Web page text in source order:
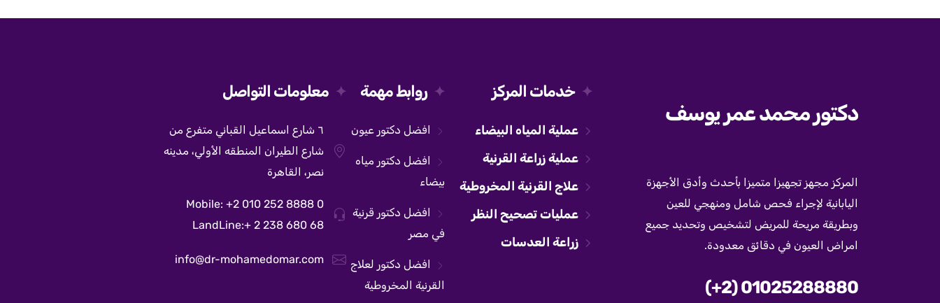
دكتور محمد عمر يوسف
المركز مجهز تجهيزا متميزا بأحدث وأدق الأجهزة
اليابانية لإجراء فحص شامل ومنهجي للعين
وبطريقة مريحة للمريض لتشخيص وتحديد جميع
امراض العيون في دقائق معدودة.
(+2) 01025288880
خدمات المركز
عملية المياه البيضاء
عملية زراعة القرنية
علاج القرنية المخروطية
عمليات تصحيح النظر
زراعة العدسات
روابط مهمة
افضل دكتور عيون
افضل دكتور مياه
بيضاء
افضل دكتور قرنية
في مصر
افضل دكتور لعلاج
القرنية المخروطية
معلومات التواصل
٦ شارع اسماعيل القباني متفرع من
شارع الطيران المنطقه الأولي، مدينه
نصر، القاهرة
Mobile: +2 010 252 8888 0
LandLine:+ 2 238 680 68
info@dr-mohamedomar.com